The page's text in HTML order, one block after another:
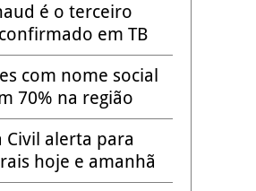
é o terceiro
em TB
com nome social
70% na região
Civil alerta para
hoje e amanhã